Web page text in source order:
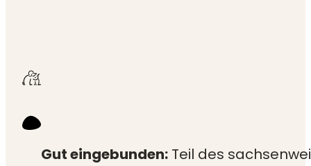
Gut eingebunden:Teil des